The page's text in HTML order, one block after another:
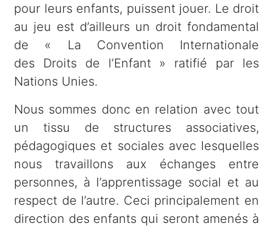
pour leurs enfants, puissent jouer. Le droit
au jeu est d’ailleurs un droit fondamental
de « La Convention Internationale
des Droits de l’Enfant » ratifié par les
Nations Unies.
Nous sommes donc en relation avec tout
un tissu de structures associatives,
pédagogiques et sociales avec lesquelles
nous travaillons aux échanges entre
personnes, à l’apprentissage social et au
respect de l’autre. Ceci principalement en
direction des enfants qui seront amenés à